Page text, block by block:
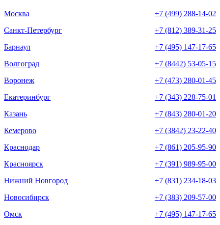
Москва
+7 (499) 288-14-02
Санкт-Петербург
+7 (812) 389-31-25
Барнаул
+7 (495) 147-17-65
Волгоград
+7 (8442) 53-05-15
Воронеж
+7 (473) 280-01-45
Екатеринбург
+7 (343) 228-75-01
Казань
+7 (843) 280-01-20
Кемерово
+7 (3842) 23-22-40
Краснодар
+7 (861) 205-95-90
Красноярск
+7 (391) 989-95-00
Нижний Новгород
+7 (831) 234-18-03
Новосибирск
+7 (383) 209-57-00
Омск
+7 (495) 147-17-65